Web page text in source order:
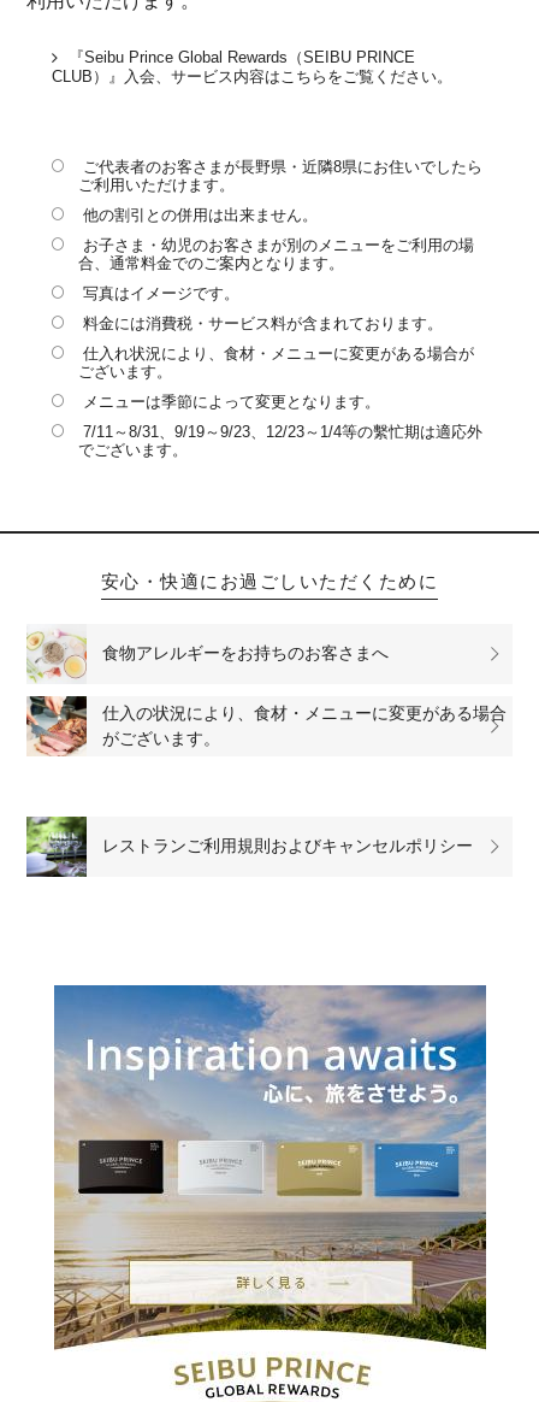
『Seibu Prince Global Rewards（SEIBU PRINCE
CLUB）』入会、サービス内容はこちらをご覧ください。
ご代表者のお客さまが長野県・近隣8県にお住いでしたら
ご利用いただけます。
他の割引との併用は出来ません。
お子さま・幼児のお客さまが別のメニューをご利用の場
合、通常料金でのご案内となります。
写真はイメージです。
料金には消費税・サービス料が含まれております。
仕入れ状況により、食材・メニューに変更がある場合が
ございます。
メニューは季節によって変更となります。
7/11～8/31、9/19～9/23、12/23～1/4等の繫忙期は適応外
でございます。
安心・快適にお過ごしいただくために
食物アレルギーをお持ちのお客さまへ
仕入の状況により、食材・メニューに変更がある場合
がございます。
レストランご利用規則およびキャンセルポリシー